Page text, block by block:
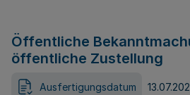
Öffentliche
öffentliche Zustellung
Ausfertigungsdatum